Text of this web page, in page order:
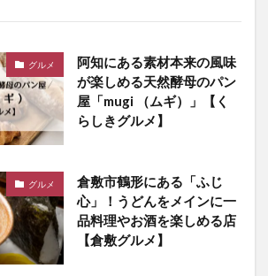
グルメ
阿知にある素材本来の風味
が楽しめる天然酵母のパン
屋「mugi （ムギ）」【く
らしきグルメ】
グルメ
倉敷市鶴形にある「ふじ
心」！うどんをメインに一
品料理やお酒を楽しめる店
【倉敷グルメ】